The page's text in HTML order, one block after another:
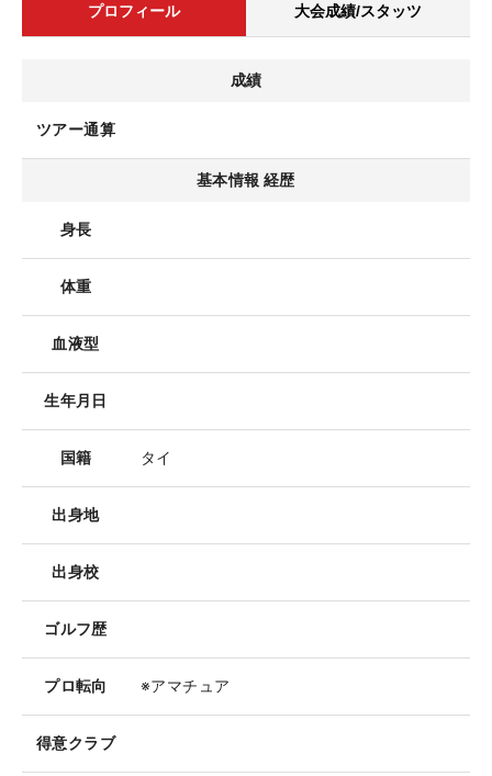
プロフィール 大会成績/スタッツ
成績
ツアー通算
基本情報 経歴
身長
体重
血液型
生年月日
国籍 タイ
出身地
出身校
ゴルフ歴
プロ転向 ※アマチュア
得意クラブ